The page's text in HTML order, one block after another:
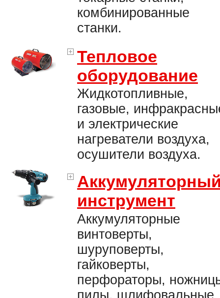
комбинированные
станки.
Тепловое
оборудование
Жидкотопливные,
газовые,
и электрические
нагреватели воздуха,
осушители воздуха.
инструмент
Аккумуляторные
винтоверты,
шуруповерты,
гайковерты,
перфораторы,
пилы, шлифовальные